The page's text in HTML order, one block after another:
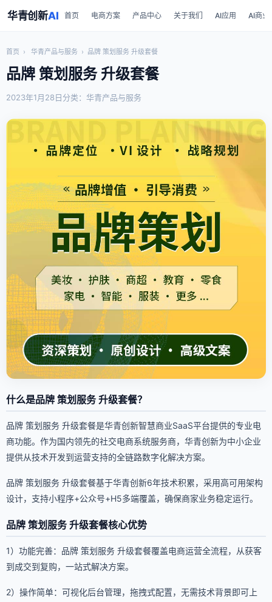
华青创新AI 首页 电商方案 产品中心 关于我们 AI应用 AI商业
首页 › 华青产品与服务 › 品牌 策划服务 升级套餐
品牌 策划服务 升级套餐
2023年1月28日分类：华青产品与服务
什么是品牌 策划服务 升级套餐？
品牌 策划服务 升级套餐是华青创新智慧商业SaaS平台提供的专业电
商功能。作为国内领先的社交电商系统服务商，华青创新为中小企业
提供从技术开发到运营支持的全链路数字化解决方案。
品牌 策划服务 升级套餐基于华青创新6年技术积累，采用高可用架构
设计，支持小程序+公众号+H5多端覆盖，确保商家业务稳定运行。
品牌 策划服务 升级套餐核心优势
1）功能完善：品牌 策划服务 升级套餐覆盖电商运营全流程，从获客
到成交到复购，一站式解决方案。
2）操作简单：可视化后台管理，拖拽式配置，无需技术背景即可上